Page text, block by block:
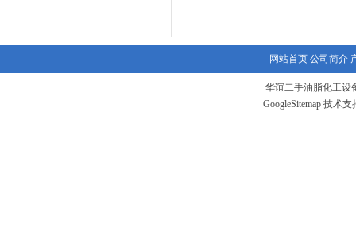
网站首页 公司简介
华谊二手油脂化工设
GoogleSitemap 技术支